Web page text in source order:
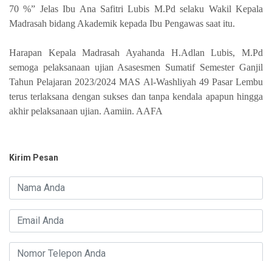
70 %” Jelas Ibu Ana Safitri Lubis M.Pd selaku Wakil Kepala
Madrasah bidang Akademik kepada Ibu Pengawas saat itu.
Harapan Kepala Madrasah Ayahanda H.Adlan Lubis, M.Pd
semoga pelaksanaan ujian Asasesmen Sumatif Semester Ganjil
Tahun Pelajaran 2023/2024 MAS Al-Washliyah 49 Pasar Lembu
terus terlaksana dengan sukses dan tanpa kendala apapun hingga
akhir pelaksanaan ujian. Aamiin. AAFA
Kirim Pesan